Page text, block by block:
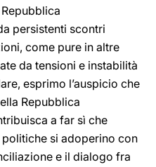
persistenti scontri
come pure in altre
da tensioni e instabilità
esprimo l’auspicio che
Repubblica
a far sì che
si adoperino con
e il dialogo fra